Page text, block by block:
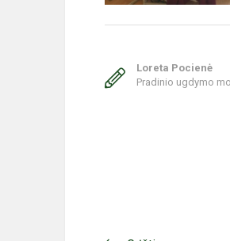
Loreta Pocienė
Pradinio ugdymo